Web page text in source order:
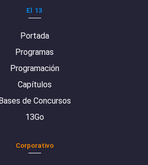
El 13
Portada
Programas
Programación
Capítulos
de Concursos
13Go
Corporativo